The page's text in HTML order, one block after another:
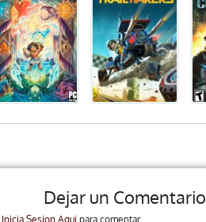
Dejar un Comentario
Inicia Sesion Aqui para comentar.